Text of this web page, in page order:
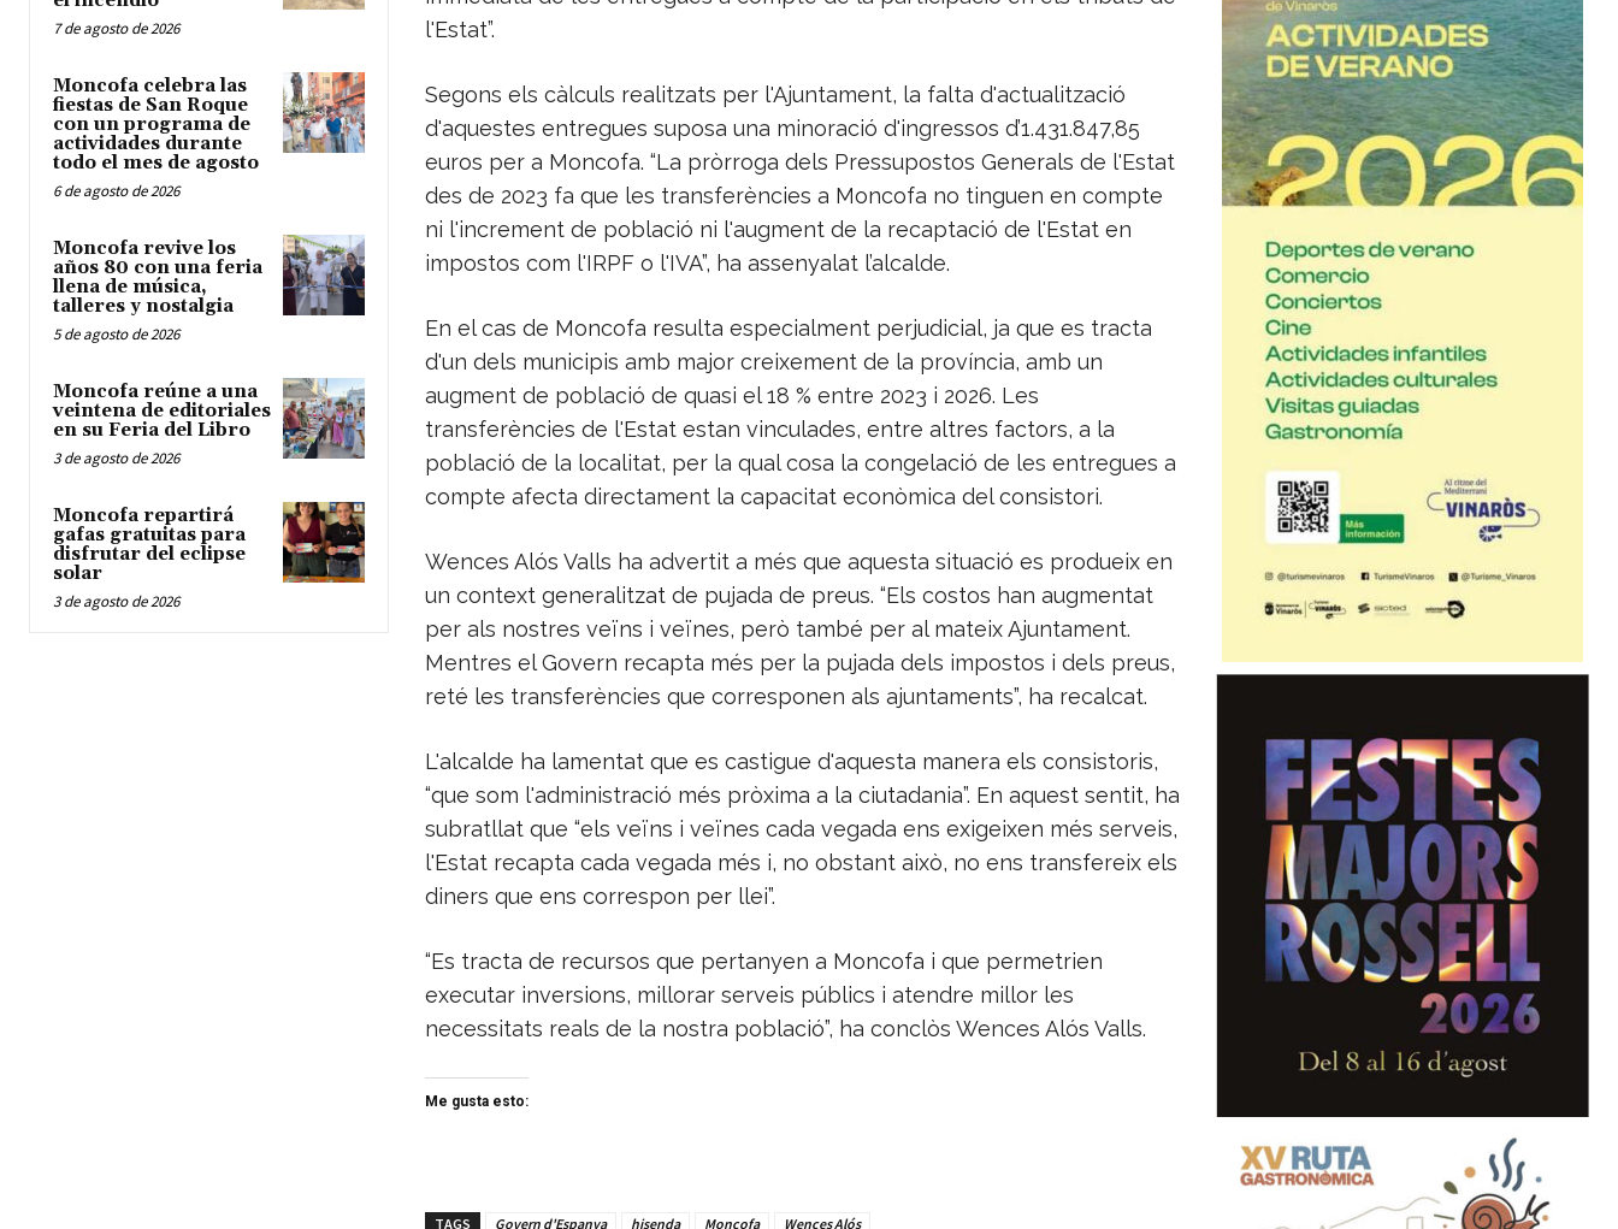
7 de agosto de 2026
Moncofa celebra las
fiestas de San Roque
con un programa de
actividades durante
todo el mes de agosto
6 de agosto de 2026
Moncofa revive los
años 80 con una feria
llena de música,
talleres y nostalgia
5 de agosto de 2026
Moncofa reúne a una
veintena de editoriales
en su Feria del Libro
3 de agosto de 2026
Moncofa repartirá
gafas gratuitas para
disfrutar del eclipse
solar
3 de agosto de 2026
l'Estat”.
Segons els càlculs realitzats per l'Ajuntament, la falta d'actualització
d'aquestes entregues suposa una minoració d'ingressos d’1.431.847,85
euros per a Moncofa. “La pròrroga dels Pressupostos Generals de l'Estat
des de 2023 fa que les transferències a Moncofa no tinguen en compte
ni l'increment de població ni l'augment de la recaptació de l'Estat en
impostos com l'IRPF o l'IVA”, ha assenyalat l’alcalde.
En el cas de Moncofa resulta especialment perjudicial, ja que es tracta
d'un dels municipis amb major creixement de la província, amb un
augment de població de quasi el 18 % entre 2023 i 2026. Les
transferències de l'Estat estan vinculades, entre altres factors, a la
població de la localitat, per la qual cosa la congelació de les entregues a
compte afecta directament la capacitat econòmica del consistori.
Wences Alós Valls ha advertit a més que aquesta situació es produeix en
un context generalitzat de pujada de preus. “Els costos han augmentat
per als nostres veïns i veïnes, però també per al mateix Ajuntament.
Mentres el Govern recapta més per la pujada dels impostos i dels preus,
reté les transferències que corresponen als ajuntaments”, ha recalcat.
L'alcalde ha lamentat que es castigue d'aquesta manera els consistoris,
“que som l'administració més pròxima a la ciutadania”. En aquest sentit, ha
subratllat que “els veïns i veïnes cada vegada ens exigeixen més serveis,
l'Estat recapta cada vegada més i, no obstant això, no ens transfereix els
diners que ens correspon per llei”.
“Es tracta de recursos que pertanyen a Moncofa i que permetrien
executar inversions, millorar serveis públics i atendre millor les
necessitats reals de la nostra població”, ha conclòs Wences Alós Valls.
Me gusta esto:
TAGS Govern d'Espanya hisenda Moncofa Wences Alós